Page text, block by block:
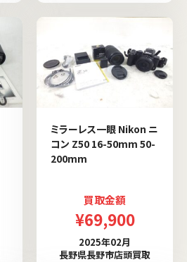
ミラーレス一眼 Nikon ニ
コン Z50 16-50mm 50-
200mm
買取金額
¥69,900
2025年02月
長野県長野市店頭買取